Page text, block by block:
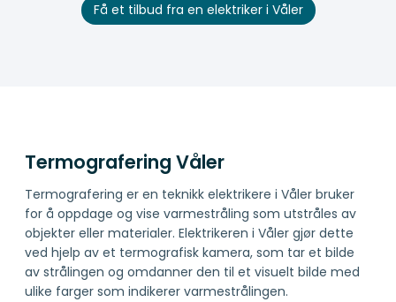
Få et tilbud fra en elektriker i Våler
Termografering Våler
Termografering er en teknikk elektrikere i Våler bruker
for å oppdage og vise varmestråling som utstråles av
objekter eller materialer. Elektrikeren i Våler gjør dette
ved hjelp av et termografisk kamera, som tar et bilde
av strålingen og omdanner den til et visuelt bilde med
ulike farger som indikerer varmestrålingen.